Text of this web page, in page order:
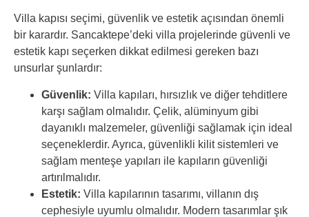
Villa kapısı seçimi, güvenlik ve estetik açısından önemli
bir karardır. Sancaktepe’deki villa projelerinde güvenli ve
estetik kapı seçerken dikkat edilmesi gereken bazı
unsurlar şunlardır:
Güvenlik: Villa kapıları, hırsızlık ve diğer tehditlere
karşı sağlam olmalıdır. Çelik, alüminyum gibi
dayanıklı malzemeler, güvenliği sağlamak için ideal
seçeneklerdir. Ayrıca, güvenlikli kilit sistemleri ve
sağlam menteşe yapıları ile kapıların güvenliği
artırılmalıdır.
Estetik: Villa kapılarının tasarımı, villanın dış
cephesiyle uyumlu olmalıdır. Modern tasarımlar şık